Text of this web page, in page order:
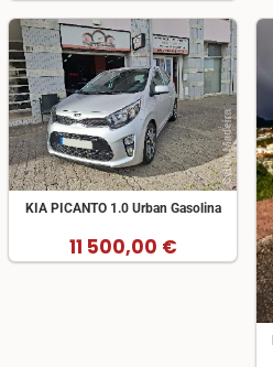
KIA PICANTO 1.0 Urban Gasolina
11 500,00 €